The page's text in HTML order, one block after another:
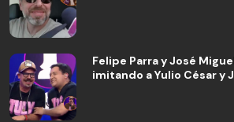
Felipe Parra y José
imitando a Yulio César y